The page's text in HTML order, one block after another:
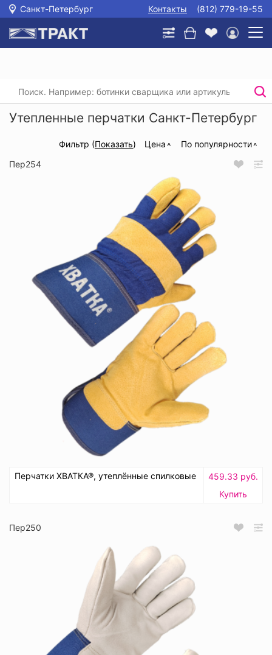
Санкт-Петербург Контакты (812) 779-19-55
Главная / / Утепленные перчатки
Утепленные перчатки Санкт-Петербург
Фильтр (Показать) Цена
По популярности
Пер254
Перчатки ХВАТКА®, утеплённые спилковые
459.33 руб.
Купить
Пер250